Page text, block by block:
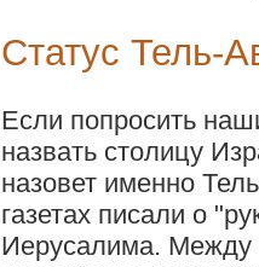
Статус Тель-
Если попросить
назвать столицу
назовет именно
газетах писали о
Иерусалима. Между